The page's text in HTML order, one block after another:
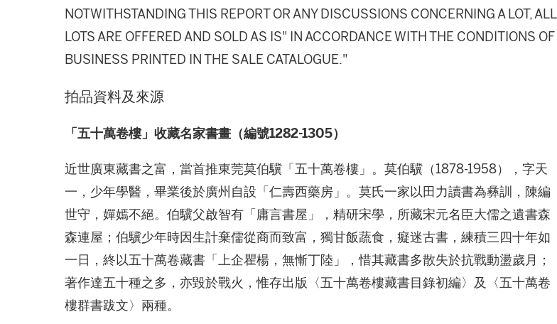
NOTWITHSTANDING THIS REPORT OR ANY DISCUSSIONS CONCERNING A LOT, ALL
LOTS ARE OFFERED AND SOLD AS IS" IN ACCORDANCE WITH THE CONDITIONS OF
BUSINESS PRINTED IN THE SALE CATALOGUE."
拍品資料及來源
「五十萬卷樓」收藏名家書畫（編號1282-1305）
近世廣東藏書之富，當首推東莞莫伯驥「五十萬卷樓」。莫伯驥（1878-1958），字天
一，少年學醫，畢業後於廣州自設「仁壽西藥房」。莫氏一家以田力讀書為彝訓，陳編
世守，嬋嫣不絕。伯驥父啟智有「庸言書屋」，精研宋學，所藏宋元名臣大儒之遺書森
森連屋；伯驥少年時因生計棄儒從商而致富，獨甘飯蔬食，癡迷古書，練積三四十年如
一日，終以五十萬卷藏書「上企瞿楊，無慚丁陸」，惜其藏書多散失於抗戰動盪歲月；
著作達五十種之多，亦毀於戰火，惟存出版〈五十萬卷樓藏書目錄初編〉及〈五十萬卷
樓群書跋文〉兩種。